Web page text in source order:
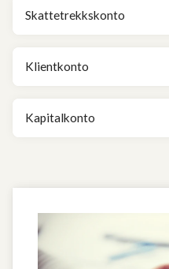
Skattetrekkskonto
Klientkonto
Kapitalkonto